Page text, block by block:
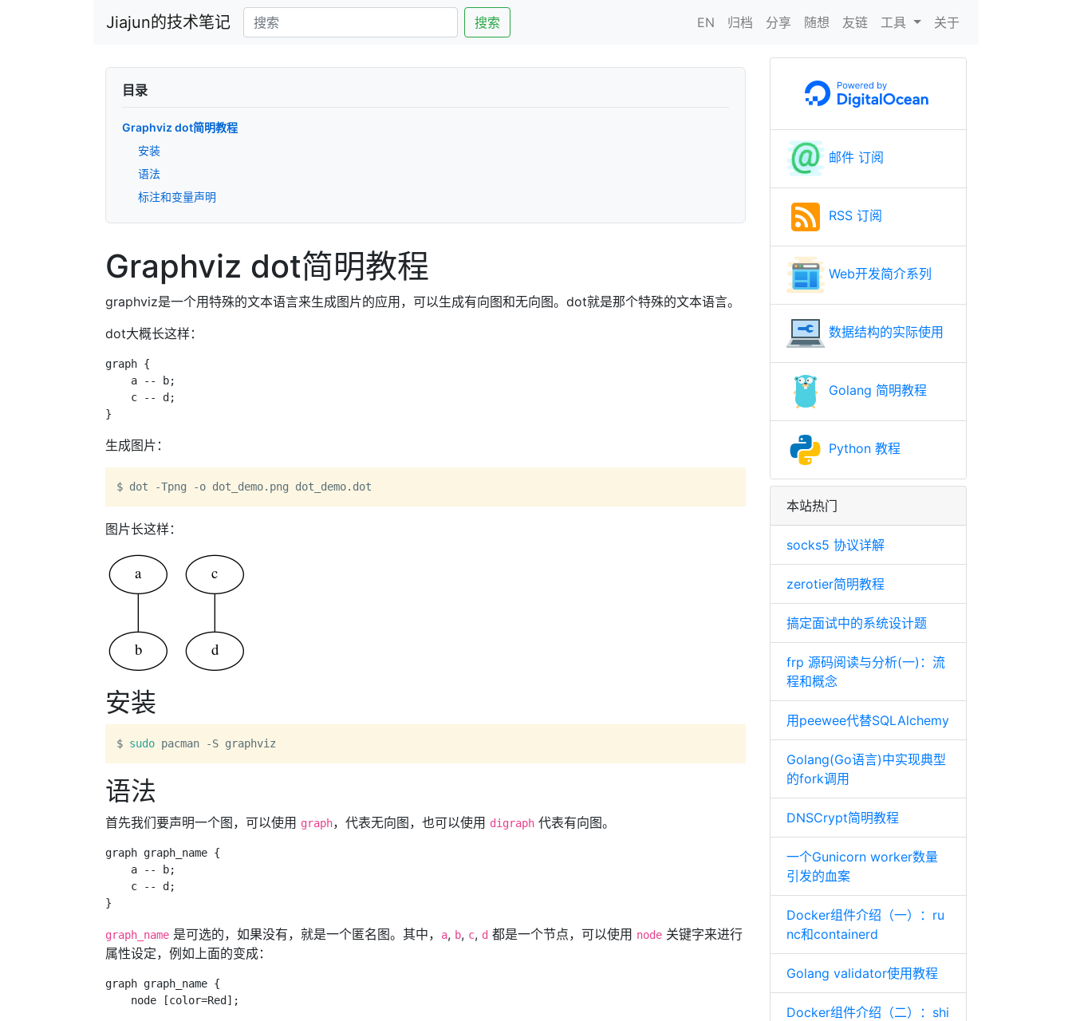
Jiajun的技术笔记 搜索 EN 归档 分享 随想 友链 工具 关于
目录
Graphviz dot简明教程
安装
语法
标注和变量声明
Graphviz dot简明教程
graphviz是一个用特殊的文本语言来生成图片的应用，可以生成有向图和无向图。dot就是那个特殊的文本语言。
dot大概长这样：
graph {
    a -- b;
    c -- d;
生成图片：
图片长这样：
安装
$ sudo
语法
首先我们要声明一个图，可以使用 graph，代表无向图，也可以使用 digraph 代表有向图。
graph graph_name {
    a -- b;
    c -- d;
graph_name 是可选的，如果没有，就是一个匿名图。其中， a, b, c, d 都是一个节点，可以使用 node 关键字来进行
属性设定，例如上面的变成：
graph graph_name {
    node [color=Red];
邮件 订阅
RSS 订阅
Web开发简介系列
数据结构的实际使用
Golang 简明教程
Python 教程
本站热门
socks5 协议详解
zerotier简明教程
搞定面试中的系统设计题
frp 源码阅读与分析(一)：流
程和概念
用peewee代替SQLAlchemy
Golang(Go语言)中实现典型
的fork调用
DNSCrypt简明教程
一个Gunicorn worker数量
引发的血案
Docker组件介绍（一）：ru
nc和containerd
Golang validator使用教程
Docker组件介绍（二）：shi